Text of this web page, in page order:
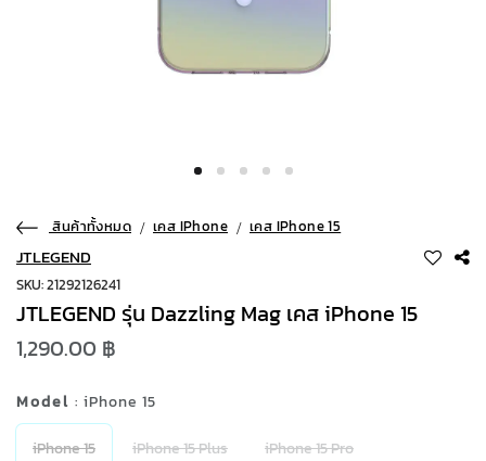
สินค้าทั้งหมด เคส IPhone เคส IPhone 15
JTLEGEND
SKU: 21292126241
JTLEGEND รุ่น Dazzling Mag เคส iPhone 15
1,290.00 ฿
Model : iPhone 15
iPhone 15 iPhone 15 Plus iPhone 15 Pro